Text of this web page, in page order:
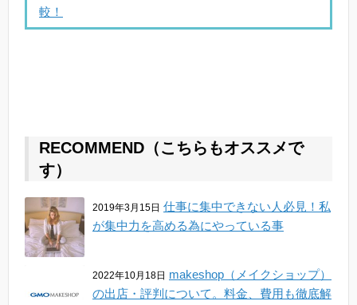
較！
RECOMMEND（こちらもオススメで
す）
2019年3月15日 仕事に集中できない人必見！私
が集中力を高める為にやっている事
2022年10月18日 makeshop（メイクショップ）
の出店・評判について。料金、費用も徹底解